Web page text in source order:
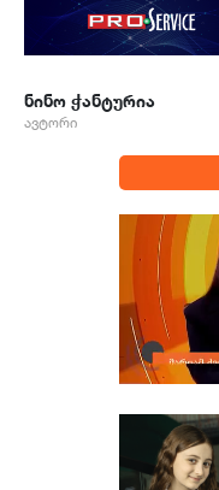
ნინო ჭანტურია
ავტორი